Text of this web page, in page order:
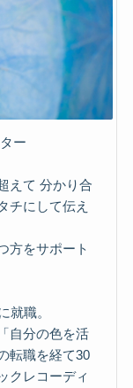
ー
えて 分かり合
チにして伝え
方をサポート
就職。
自分の色を活
転職を経て30
クレコーディ